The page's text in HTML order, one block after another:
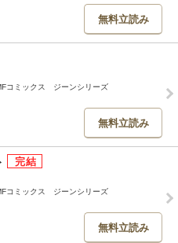
無料立読み
コミックス ジーンシリーズ
無料立読み
コミックス ジーンシリーズ
無料立読み